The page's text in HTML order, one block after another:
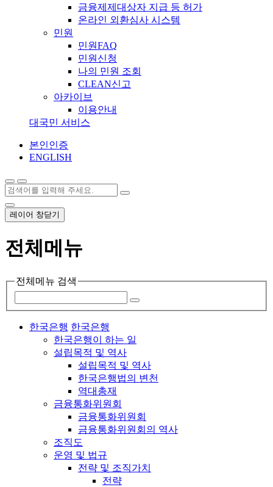
금융제제대상자 지급 등 허가
온라인 외환심사 시스템
민원
민원FAQ
민원신청
나의 민원 조회
CLEAN신고
아카이브
이용안내
대국민 서비스
본인인증
ENGLISH
레이어 창닫기
전체메뉴
전체메뉴 검색
한국은행 한국은행
한국은행이 하는 일
설립목적 및 역사
설립목적 및 역사
한국은행법의 변천
역대총재
금융통화위원회
금융통화위원회
금융통화위원회의 역사
조직도
운영 및 법규
전략 및 조직가치
전략